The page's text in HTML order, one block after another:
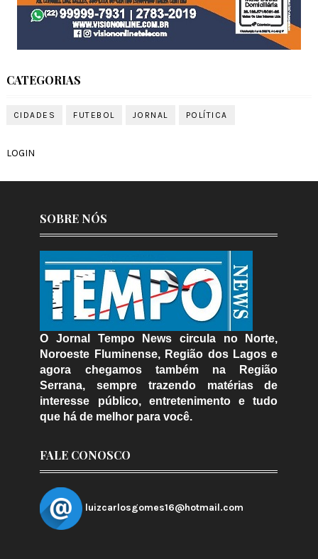
CATEGORIAS
CIDADES FUTEBOL JORNAL POLÍTICA
LOGIN
SOBRE NÓS
O Jornal Tempo News circula no Norte,
Noroeste Fluminense, Região dos Lagos e
agora chegamos também na Região
Serrana, sempre trazendo matérias de
interesse público, entretenimento e tudo
que há de melhor para você.
FALE CONOSCO
luizcarlosgomes16@hotmail.com